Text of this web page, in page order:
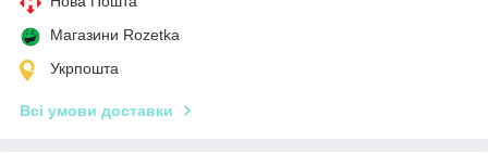
Магазини Rozetka
Укрпошта
Всі умови доставки